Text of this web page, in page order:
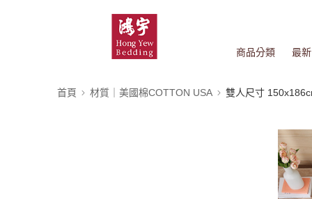
商品分類 最
首頁 材質｜美國棉COTTON USA 雙人尺寸